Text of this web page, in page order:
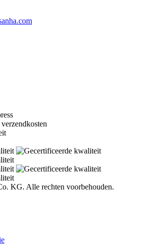
KG. Alle rechten voorbehouden.